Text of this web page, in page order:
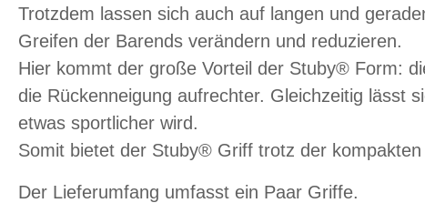
Trotzdem lassen sich auch auf langen und
Greifen der Barends verändern und reduzieren.
Hier kommt der große Vorteil der Stuby® Form:
die Rückenneigung aufrechter. Gleichzeitig lässt
etwas sportlicher wird.
Somit bietet der Stuby® Griff trotz der
Der Lieferumfang umfasst ein Paar Griffe.